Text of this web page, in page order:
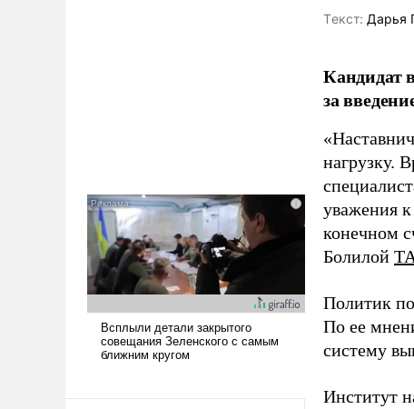
Tекст: Дарья
Кандидат
за
нагрузку.
уважения
конечном
Болилой
Политик
По ее
систему
Институт